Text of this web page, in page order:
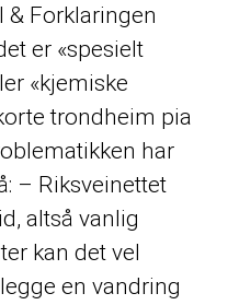
& Forklaringen
er «spesielt
«kjemiske
trondheim pia
har
– Riksveinettet
altså vanlig
kan det vel
en vandring